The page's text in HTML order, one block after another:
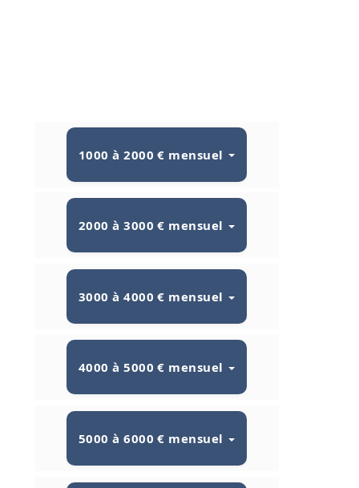
1000 à 2000 € mensuel
2000 à 3000 € mensuel
3000 à 4000 € mensuel
4000 à 5000 € mensuel
5000 à 6000 € mensuel